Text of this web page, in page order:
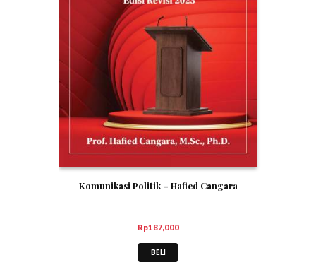
Komunikasi Politik – Hafied Cangara
Rp187,000
BELI